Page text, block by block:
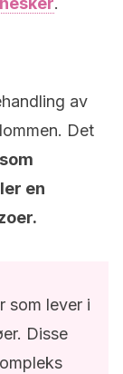
av
Det
en
som lever i
Disse